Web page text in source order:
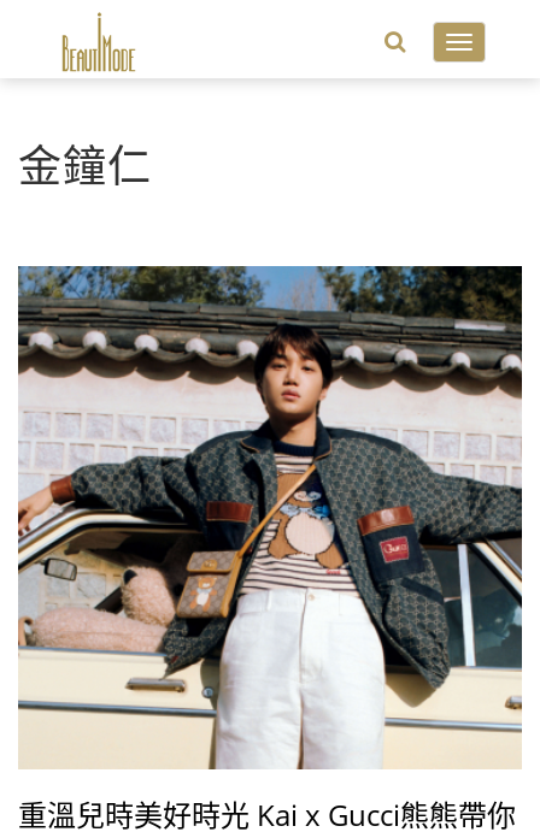
Toggle
金鐘仁
重溫兒時美好時光 Kai x Gucci熊熊帶你